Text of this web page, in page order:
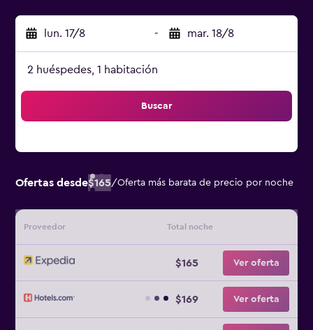
lun. 17/8 - mar. 18/8
2 huéspedes, 1 habitación
Buscar
Ofertas desde$165/Oferta más barata de precio por noche
Proveedor Total noche
$165 Ver oferta
$169 Ver oferta